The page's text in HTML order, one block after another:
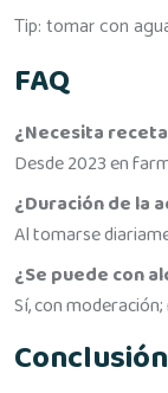
Tip: tomar con
FAQ
¿Necesita
Desde 2023 en
¿Duración de la
Al tomarse
¿Se puede con
Sí, con moderación;
Conclusión